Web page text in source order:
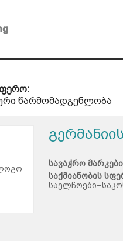
წარმომადგენლობა
სავაჭრო
საქმიანობის